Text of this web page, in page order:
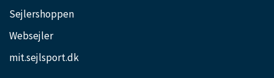
Sejlershoppen
Websejler
mit.sejlsport.dk